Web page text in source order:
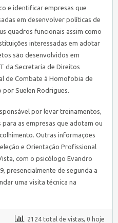
e identificar empresas que
em desenvolver políticas de
quadros funcionais assim como
interessadas em adotar
são desenvolvidos em
da Secretaria de Direitos
de Combate à Homofobia de
por Suelen Rodrigues.
por levar treinamentos,
as empresas que adotam ou
Outras informações
e Orientação Profissional
com o psicólogo Evandro
presencialmente de segunda a
uma visita técnica na
2124 total de vistas, 0 hoje